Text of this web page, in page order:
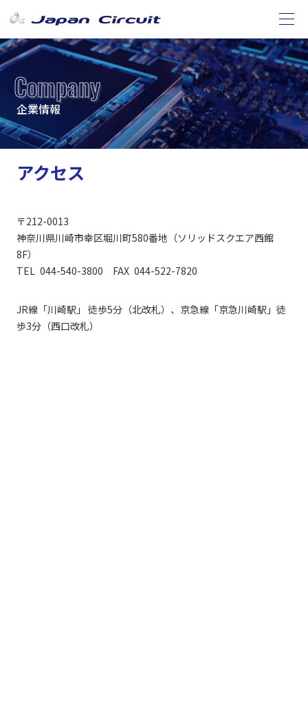
Company
企業情報
アクセス
〒212-0013
神奈川県川崎市幸区堀川町580番地（ソリッドスクエア西館
8F）
TEL 044-540-3800 FAX 044-522-7820
JR線「川崎駅」 徒歩5分（北改札）、京急線「京急川崎駅」徒
歩3分（西口改札）